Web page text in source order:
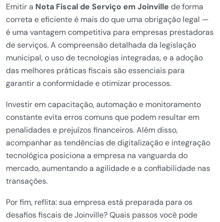
Emitir a Nota Fiscal de Serviço em Joinville de forma
correta e eficiente é mais do que uma obrigação legal —
é uma vantagem competitiva para empresas prestadoras
de serviços. A compreensão detalhada da legislação
municipal, o uso de tecnologias integradas, e a adoção
das melhores práticas fiscais são essenciais para
garantir a conformidade e otimizar processos.
Investir em capacitação, automação e monitoramento
constante evita erros comuns que podem resultar em
penalidades e prejuízos financeiros. Além disso,
acompanhar as tendências de digitalização e integração
tecnológica posiciona a empresa na vanguarda do
mercado, aumentando a agilidade e a confiabilidade nas
transações.
Por fim, reflita: sua empresa está preparada para os
desafios fiscais de Joinville? Quais passos você pode